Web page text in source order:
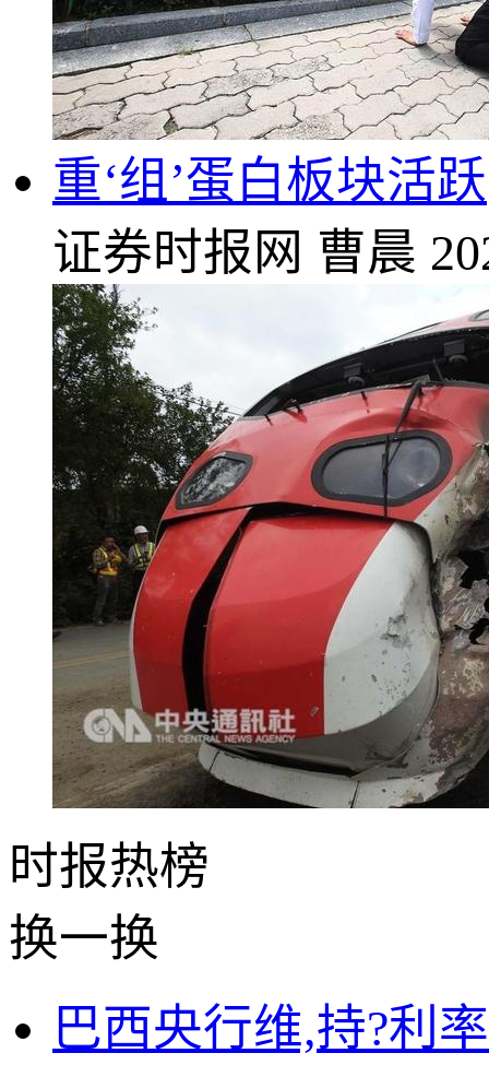
重‘组’蛋白板块活跃
证券时报网 曹晨
时报热榜
换一换
巴西央行维,持?利